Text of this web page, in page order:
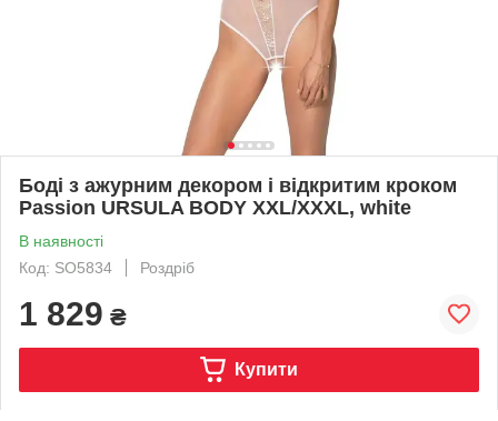
Боді з ажурним декором і відкритим кроком
Passion URSULA BODY XXL/XXXL, white
В наявності
Код: SO5834
Роздріб
1 829 ₴
Купити